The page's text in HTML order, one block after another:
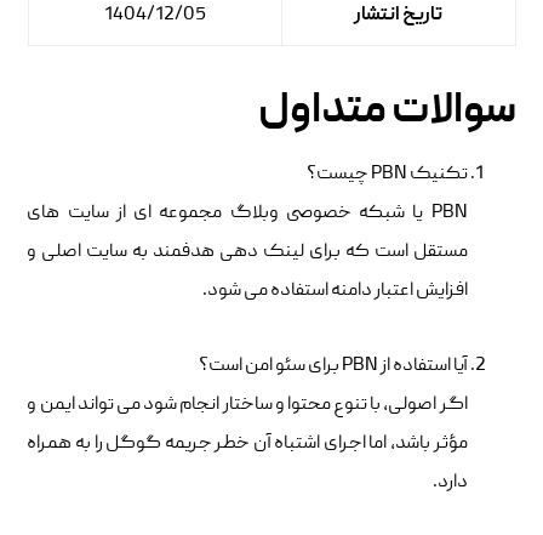
تاریخ انتشار 1404/12/05
سوالات متداول
تکنیک PBN چیست؟
PBN یا شبکه خصوصی وبلاگ مجموعه ای از سایت های
مستقل است که برای لینک دهی هدفمند به سایت اصلی و
افزایش اعتبار دامنه استفاده می شود.
آیا استفاده از PBN برای سئو امن است؟
اگر اصولی، با تنوع محتوا و ساختار انجام شود می تواند ایمن و
مؤثر باشد، اما اجرای اشتباه آن خطر جریمه گوگل را به همراه
دارد.